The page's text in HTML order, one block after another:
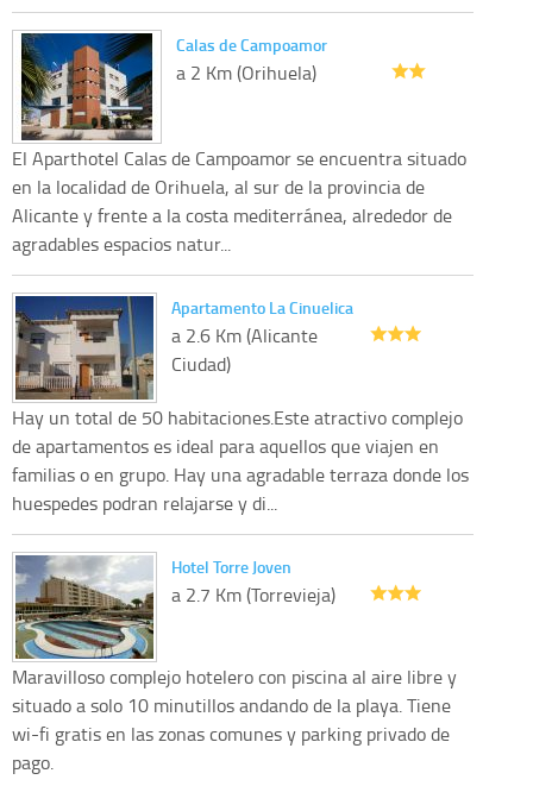
Calas de Campoamor
a 2 Km (Orihuela)
El Aparthotel Calas de Campoamor se encuentra situado
en la localidad de Orihuela, al sur de la provincia de
Alicante y frente a la costa mediterránea, alrededor de
agradables espacios natur...
Apartamento La Cinuelica
a 2.6 Km (Alicante
Ciudad)
Hay un total de 50 habitaciones.Este atractivo complejo
de apartamentos es ideal para aquellos que viajen en
familias o en grupo. Hay una agradable terraza donde los
huespedes podran relajarse y di...
Hotel Torre Joven
a 2.7 Km (Torrevieja)
Maravilloso complejo hotelero con piscina al aire libre y
situado a solo 10 minutillos andando de la playa. Tiene
wi-fi gratis en las zonas comunes y parking privado de
pago.